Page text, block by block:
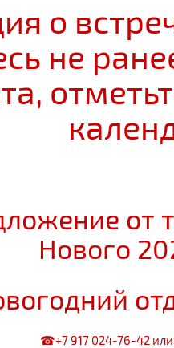
о
не
от
Нового
☎+7 917 024-76-42 или